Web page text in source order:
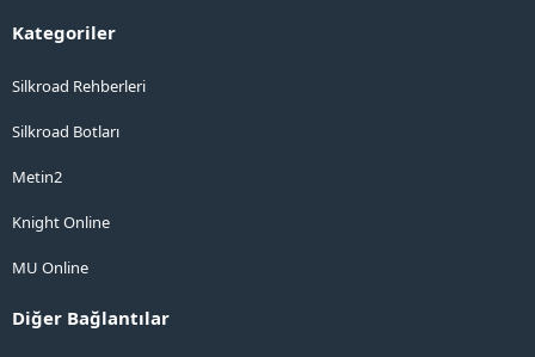
Kategoriler
Silkroad Rehberleri
Silkroad Botları
Metin2
Knight Online
MU Online
Diğer Bağlantılar